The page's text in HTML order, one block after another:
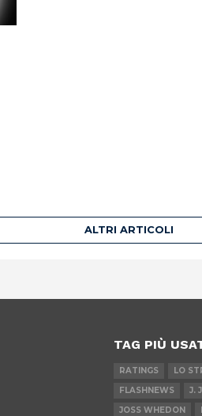
ALTRI ARTICOLI
TAG PIÙ
RATINGS LO
FLASHNEWS
J.
JOSS WHEDON